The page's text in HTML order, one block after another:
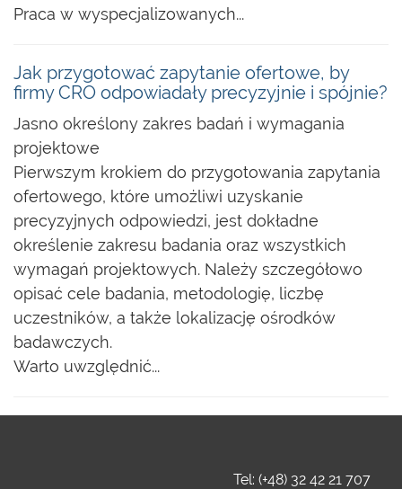
Praca w wyspecjalizowanych...
Jak przygotować zapytanie ofertowe, by
firmy CRO odpowiadały precyzyjnie i spójnie?
Jasno określony zakres badań i wymagania
projektowe
Pierwszym krokiem do przygotowania zapytania
ofertowego, które umożliwi uzyskanie
precyzyjnych odpowiedzi, jest dokładne
określenie zakresu badania oraz wszystkich
wymagań projektowych. Należy szczegółowo
opisać cele badania, metodologię, liczbę
uczestników, a także lokalizację ośrodków
badawczych.
Warto uwzględnić...
Tel: (+48) 32 42 21 707